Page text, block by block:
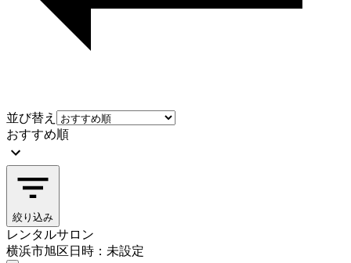
並び替え
おすすめ順
絞り込み
レンタルサロン
横浜市旭区日時：未設定